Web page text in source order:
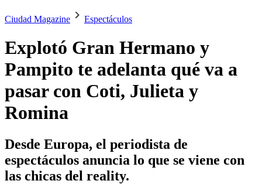
Ciudad Magazine Espectáculos
Explotó Gran Hermano y
Pampito te adelanta qué va a
pasar con Coti, Julieta y
Romina
Desde Europa, el periodista de
espectáculos anuncia lo que se viene con
las chicas del reality.